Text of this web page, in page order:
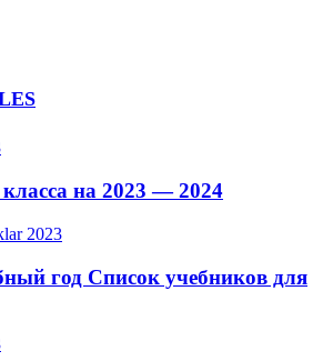
на 2023 — 2024
год Список учебников для